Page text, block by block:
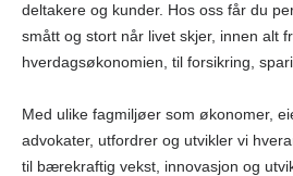
deltakere og kunder. Hos oss får du
smått og stort når livet skjer, innen alt
hverdagsøkonomien, til forsikring,
Med ulike fagmiljøer som økonomer,
advokater, utfordrer og utvikler vi
til bærekraftig vekst, innovasjon og